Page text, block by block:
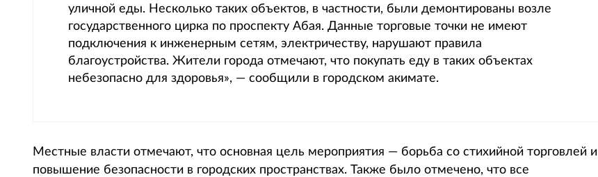
уличной еды. Несколько таких объектов, в частности, были демонтированы возле
государственного цирка по проспекту Абая. Данные торговые точки не имеют
подключения к инженерным сетям, электричеству, нарушают правила
благоустройства. Жители города отмечают, что покупать еду в таких объектах
небезопасно для здоровья», — сообщили в городском акимате.
Местные власти отмечают, что основная цель мероприятия — борьба со стихийной торговлей и
повышение безопасности в городских пространствах. Также было отмечено, что все